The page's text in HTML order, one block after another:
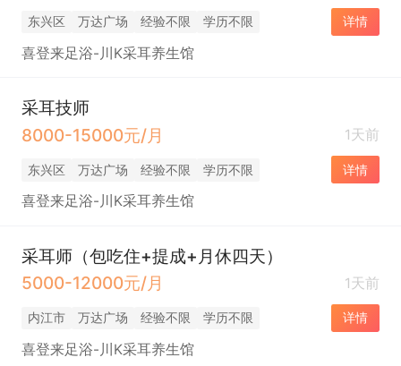
东兴区 万达广场 经验不限 学历不限 详情
喜登来足浴-川K采耳养生馆
采耳技师
8000-15000元/月
1天前
东兴区 万达广场 经验不限 学历不限 详情
喜登来足浴-川K采耳养生馆
采耳师（包吃住+提成+月休四天）
5000-12000元/月
1天前
内江市 万达广场 经验不限 学历不限 详情
喜登来足浴-川K采耳养生馆